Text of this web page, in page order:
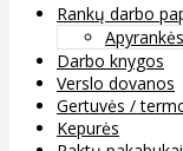
Rankų darbo
Apyrankės
Darbo knygos
Verslo dovanos
Gertuvės /
Kepurės